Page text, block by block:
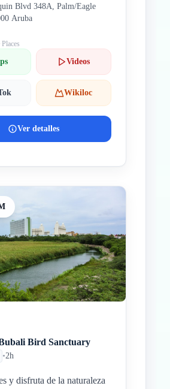
Blvd 348A, Palm/Eagle
Aruba
Videos
Wikiloc
Ver detalles
Bird Sanctuary
•2h
y disfruta de la naturaleza